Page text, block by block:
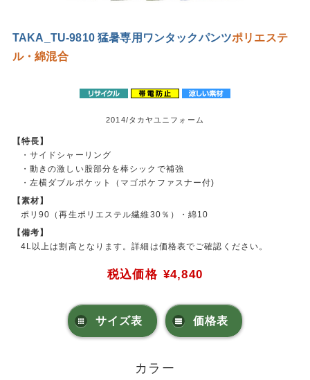
TAKA_TU-9810 猛暑専用ワンタックパンツポリエステ
ル・綿混合
2014/タカヤユニフォーム
【特長】
・サイドシャーリング
・動きの激しい股部分を棒シックで補強
・左横ダブルポケット（マゴポケファスナー付)
【素材】
ポリ90（再生ポリエステル繊維30％）・綿10
【備考】
4L以上は割高となります。詳細は価格表でご確認ください。
税込価格 ¥4,840
サイズ表 価格表
カラー